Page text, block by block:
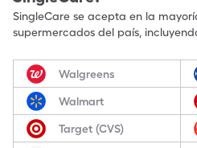
SingleCare se acepta en la
supermercados del país,
Walgreens
Walmart
Target (CVS)